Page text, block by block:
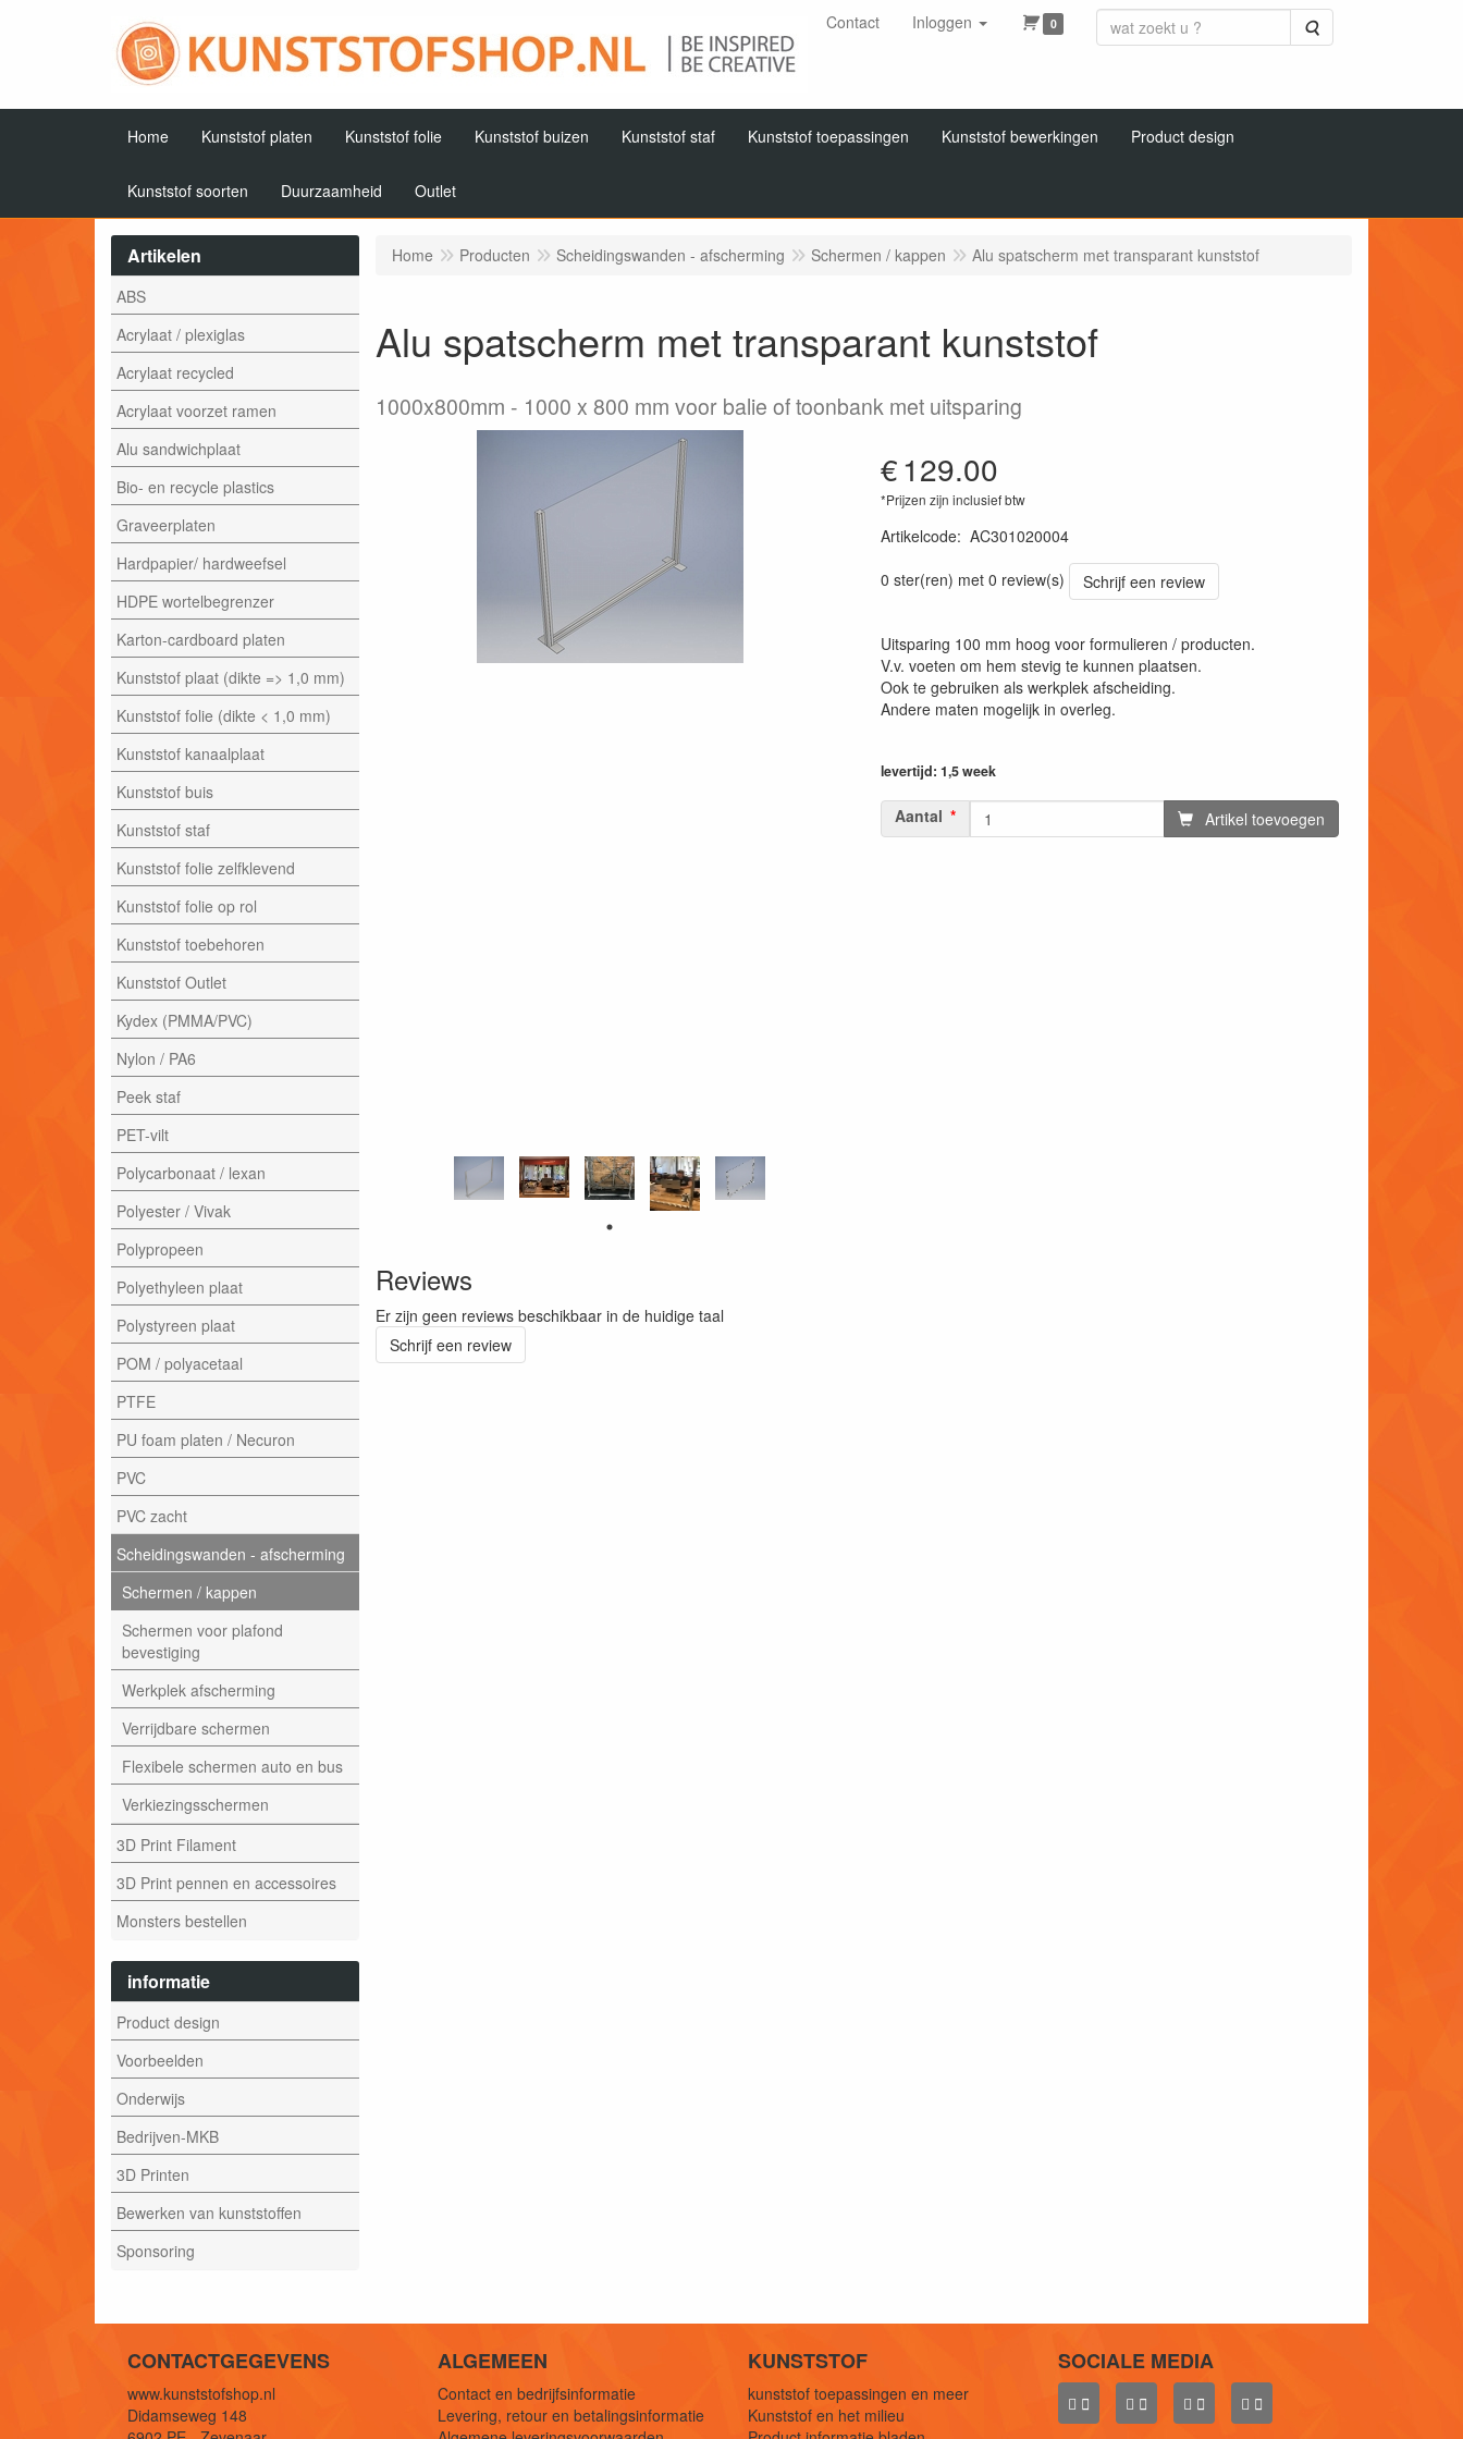
Contact Inloggen 0 Zoeken
Home Kunststof platen Kunststof folie Kunststof buizen Kunststof staf Kunststof toepassingen Kunststof bewerkingen Product design
Kunststof soorten Duurzaamheid Outlet
Artikelen
ABS
Acrylaat / plexiglas
Acrylaat recycled
Acrylaat voorzet ramen
Alu sandwichplaat
Bio- en recycle plastics
Graveerplaten
Hardpapier/ hardweefsel
HDPE wortelbegrenzer
Karton-cardboard platen
Kunststof plaat (dikte => 1,0 mm)
Kunststof folie (dikte < 1,0 mm)
Kunststof kanaalplaat
Kunststof buis
Kunststof staf
Kunststof folie zelfklevend
Kunststof folie op rol
Kunststof toebehoren
Kunststof Outlet
Kydex (PMMA/PVC)
Nylon / PA6
Peek staf
PET-vilt
Polycarbonaat / lexan
Polyester / Vivak
Polypropeen
Polyethyleen plaat
Polystyreen plaat
POM / polyacetaal
PTFE
PU foam platen / Necuron
PVC
PVC zacht
Scheidingswanden - afscherming
Schermen / kappen
Schermen voor plafond
bevestiging
Werkplek afscherming
Verrijdbare schermen
Flexibele schermen auto en bus
Verkiezingsschermen
3D Print Filament
3D Print pennen en accessoires
Monsters bestellen
informatie
Product design
Voorbeelden
Onderwijs
Bedrijven-MKB
3D Printen
Bewerken van kunststoffen
Sponsoring
Home Producten Scheidingswanden - afscherming Schermen / kappen Alu spatscherm met transparant kunststof
Alu spatscherm met transparant kunststof
1000x800mm 1000 x 800 mm voor balie of toonbank met uitsparing
€129.00
*Prijzen zijn inclusief btw
Artikelcode: AC301020004
0 ster(ren) met 0 review(s)
Schrijf een review
Uitsparing 100 mm hoog voor formulieren / producten.
V.v. voeten om hem stevig te kunnen plaatsen.
Ook te gebruiken als werkplek afscheiding.
Andere maten mogelijk in overleg.
levertijd: 1,5 week
Aantal Artikel toevoegen
Reviews
Er zijn geen reviews beschikbaar in de huidige taal
Schrijf een review
CONTACTGEGEVENS
www.kunststofshop.nl
Didamseweg 148
ALGEMEEN
Contact en bedrijfsinformatie
Levering, retour en betalingsinformatie
KUNSTSTOF
kunststof toepassingen en meer
Kunststof en het milieu
SOCIALE MEDIA